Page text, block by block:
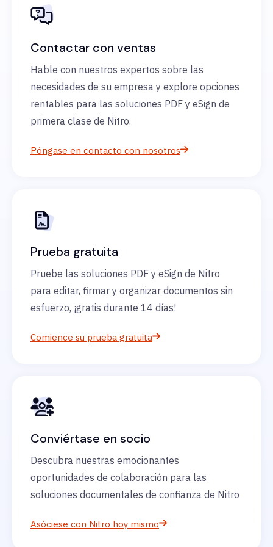
Contactar con ventas
Hable con nuestros expertos sobre las
necesidades de su empresa y explore opciones
rentables para las soluciones PDF y eSign de
primera clase de Nitro.
Póngase en contacto con nosotros
Prueba gratuita
Pruebe las soluciones PDF y eSign de Nitro
para editar, firmar y organizar documentos sin
esfuerzo, ¡gratis durante 14 días!
Comience su prueba gratuita
Conviértase en socio
Descubra nuestras emocionantes
oportunidades de colaboración para las
soluciones documentales de confianza de Nitro
Asóciese con Nitro hoy mismo